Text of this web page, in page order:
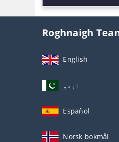
Roghnaigh
English
اردو
Español
Norsk bokmål